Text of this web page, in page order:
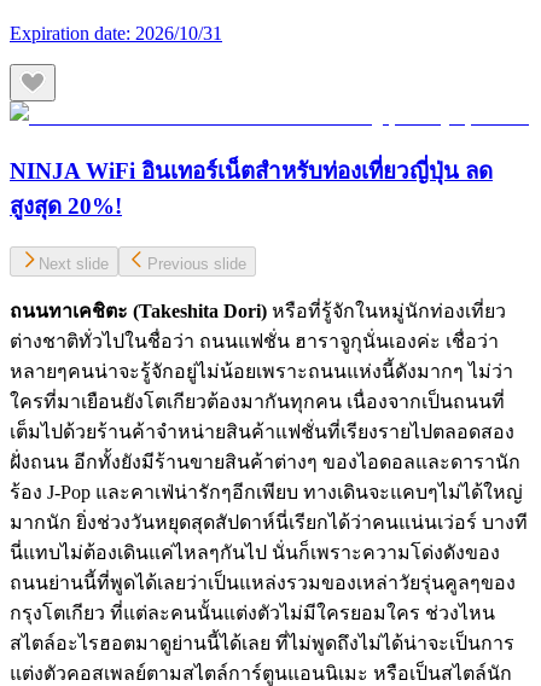
Expiration date: 2026/10/31
NINJA WiFi อินเทอร์เน็ตสำหรับท่องเที่ยวญี่ปุ่น ลด
สูงสุด 20%!
Next slide Previous slide
ถนนทาเคชิตะ (Takeshita Dori) หรือที่รู้จักในหมู่นักท่องเที่ยว
ต่างชาติทั่วไปในชื่อว่า ถนนแฟชั่น ฮาราจูกุนั่นเองค่ะ เชื่อว่า
หลายๆคนน่าจะรู้จักอยู่ไม่น้อยเพราะถนนแห่งนี้ดังมากๆ ไม่ว่า
ใครที่มาเยือนยังโตเกียวต้องมากันทุกคน เนื่องจากเป็นถนนที่
เต็มไปด้วยร้านค้าจำหน่ายสินค้าแฟชั่นที่เรียงรายไปตลอดสอง
ฝั่งถนน อีกทั้งยังมีร้านขายสินค้าต่างๆ ของไอดอลและดารานัก
ร้อง J-Pop และคาเฟ่น่ารักๆอีกเพียบ ทางเดินจะแคบๆไม่ได้ใหญ่
มากนัก ยิ่งช่วงวันหยุดสุดสัปดาห์นี่เรียกได้ว่าคนแน่นเว่อร์ บางที
นี่แทบไม่ต้องเดินแค่ไหลๆกันไป นั่นก็เพราะความโด่งดังของ
ถนนย่านนี้ที่พูดได้เลยว่าเป็นแหล่งรวมของเหล่าวัยรุ่นคูลๆของ
กรุงโตเกียว ที่แต่ละคนนั้นแต่งตัวไม่มีใครยอมใคร ช่วงไหน
สไตล์อะไรฮอตมาดูย่านนี้ได้เลย ที่ไม่พูดถึงไม่ได้น่าจะเป็นการ
แต่งตัวคอสเพลย์ตามสไตล์การ์ตูนแอนนิเมะ หรือเป็นสไตล์นัก